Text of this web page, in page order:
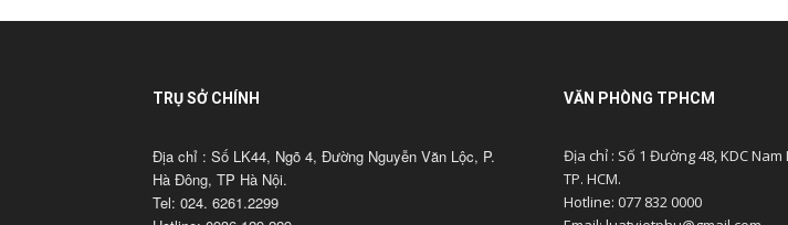
TRỤ SỞ CHÍNH
Địa chỉ : Số LK44, Ngõ 4, Đường Nguyễn Văn Lộc, P.
Hà Đông, TP Hà Nội.
Tel: 024. 6261.2299
VĂN PHÒNG TPHCM
Địa chỉ : Số 1 Đường 48, KDC Nam
TP. HCM.
Hotline: 077 832 0000